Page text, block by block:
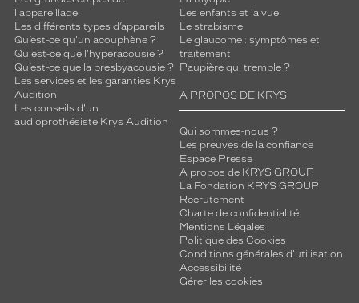
l'appareillage
Les différents types d’appareils
Qu’est-ce qu'un acouphène ?
Qu'est-ce que l'hyperacousie ?
Qu’est-ce que la presbyacousie ?
Les services et les garanties Krys
Audition
Les conseils d'un
audioprothésiste Krys Audition
Les enfants et la vue
Le strabisme
Le glaucome : symptômes et
traitement
Paupière qui tremble ?
A PROPOS DE KRYS
Qui sommes-nous ?
Les preuves de la confiance
Espace Presse
A propos de KRYS GROUP
La Fondation KRYS GROUP
Recrutement
Charte de confidentialité
Mentions Légales
Politique des Cookies
Conditions générales d'utilisation
Accessibilité
Gérer les cookies